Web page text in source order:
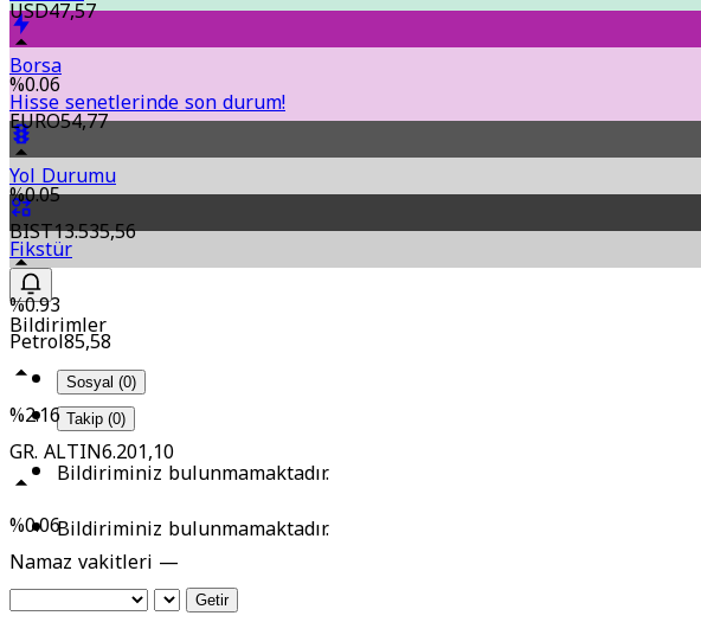
Borsa
Hisse senetlerinde son durum!
Yol Durumu
Fikstür
Bildirimler
Sosyal (0)
Takip (0)
Bildiriminiz bulunmamaktadır.
Bildiriminiz bulunmamaktadır.
USD47,57
%0.06
EURO54,77
%0.05
BIST13.535,56
%0.93
Petrol85,58
%2.16
GR. ALTIN6.201,10
%0.06
Namaz vakitleri —
Getir